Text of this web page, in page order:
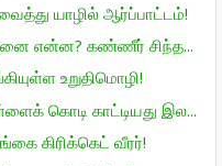
யாழில் ஆர்ப்பாட்டம்!
என்ன? கண்ணீர் சிந்த...
உறுதிமொழி!
கொடி காட்டியது இல...
கிரிக்கெட் வீரர்!